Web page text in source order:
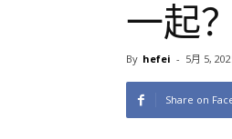
一起？
By hefei - 5月 5,
Share on